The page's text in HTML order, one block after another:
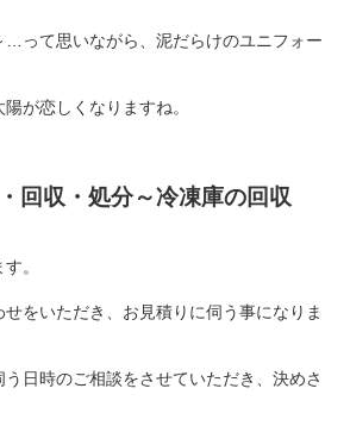
…って思いながら、泥だらけのユニフォー
が恋しくなりますね。
回収・処分～冷凍庫の回収
。
をいただき、お見積りに伺う事になりま
日時のご相談をさせていただき、決めさ